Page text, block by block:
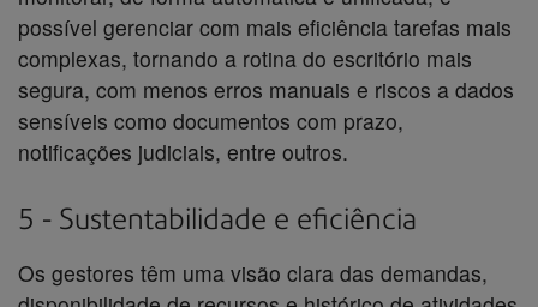
possível gerenciar com mais eficiência tarefas mais
complexas, tornando a rotina do escritório mais
segura, com menos erros manuais e riscos a dados
sensíveis como documentos com prazo,
notificações judiciais, entre outros.
5 - Sustentabilidade e eficiência
Os gestores têm uma visão clara das demandas,